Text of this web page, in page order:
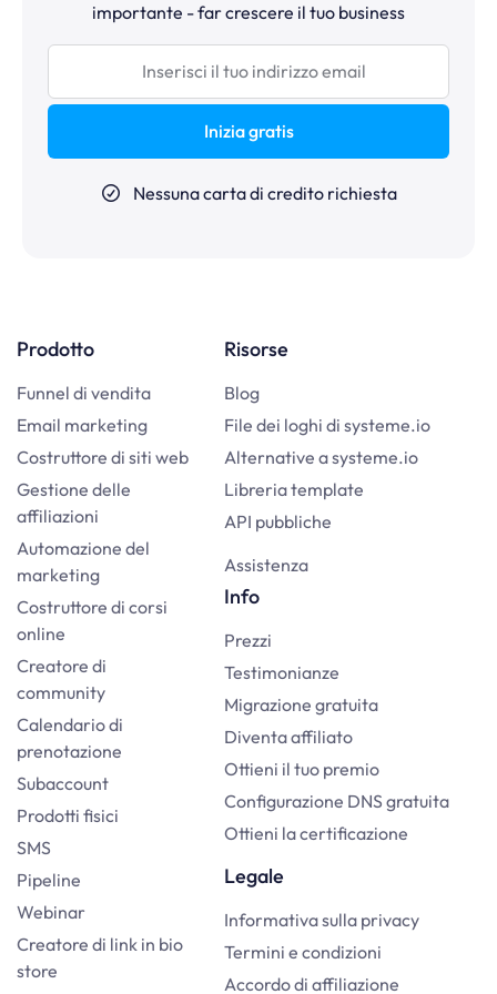
importante - far crescere il tuo business
Inizia gratis
Nessuna carta di credito richiesta
Prodotto
Funnel di vendita
Email marketing
Costruttore di siti web
Gestione delle
affiliazioni
Automazione del
marketing
Costruttore di corsi
online
Creatore di
community
Calendario di
prenotazione
Subaccount
Prodotti fisici
SMS
Pipeline
Webinar
Creatore di link in bio
store
Risorse
Blog
File dei loghi di systeme.io
Alternative a systeme.io
Libreria template
API pubbliche
Assistenza
Info
Prezzi
Testimonianze
Migrazione gratuita
Diventa affiliato
Ottieni il tuo premio
Configurazione DNS gratuita
Ottieni la certificazione
Legale
Informativa sulla privacy
Termini e condizioni
Accordo di affiliazione